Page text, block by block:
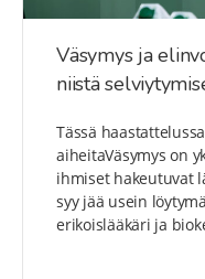
Väsymys ja
niistä
Tässä
aiheitaVäsymys on
ihmiset hakeutuvat
syy jää usein
erikoislääkäri ja